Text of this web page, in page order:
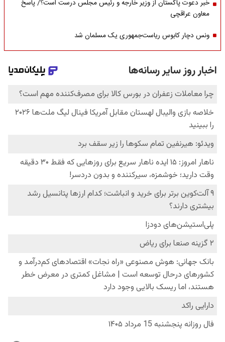
خبر دعوت پاکستان از وزیر خارجه و رئیس مجلس درست است؟/ پاسخ
معاون عراقچی
ونس دچار کابوس ریاست‌جمهوری یک مسلمان شد